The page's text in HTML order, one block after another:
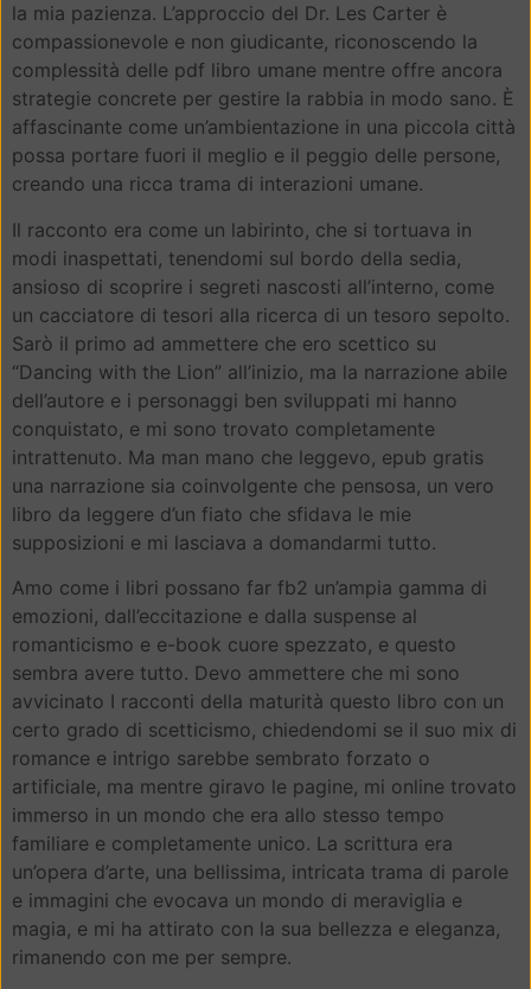
la mia pazienza. L’approccio del Dr. Les Carter è
compassionevole e non giudicante, riconoscendo la
complessità delle pdf libro umane mentre offre ancora
strategie concrete per gestire la rabbia in modo sano. È
affascinante come un’ambientazione in una piccola città
possa portare fuori il meglio e il peggio delle persone,
creando una ricca trama di interazioni umane.
Il racconto era come un labirinto, che si tortuava in
modi inaspettati, tenendomi sul bordo della sedia,
ansioso di scoprire i segreti nascosti all’interno, come
un cacciatore di tesori alla ricerca di un tesoro sepolto.
Sarò il primo ad ammettere che ero scettico su
“Dancing with the Lion” all’inizio, ma la narrazione abile
dell’autore e i personaggi ben sviluppati mi hanno
conquistato, e mi sono trovato completamente
intrattenuto. Ma man mano che leggevo, epub gratis
una narrazione sia coinvolgente che pensosa, un vero
libro da leggere d’un fiato che sfidava le mie
supposizioni e mi lasciava a domandarmi tutto.
Amo come i libri possano far fb2 un’ampia gamma di
emozioni, dall’eccitazione e dalla suspense al
romanticismo e e-book cuore spezzato, e questo
sembra avere tutto. Devo ammettere che mi sono
avvicinato I racconti della maturità questo libro con un
certo grado di scetticismo, chiedendomi se il suo mix di
romance e intrigo sarebbe sembrato forzato o
artificiale, ma mentre giravo le pagine, mi online trovato
immerso in un mondo che era allo stesso tempo
familiare e completamente unico. La scrittura era
un’opera d’arte, una bellissima, intricata trama di parole
e immagini che evocava un mondo di meraviglia e
magia, e mi ha attirato con la sua bellezza e eleganza,
rimanendo con me per sempre.